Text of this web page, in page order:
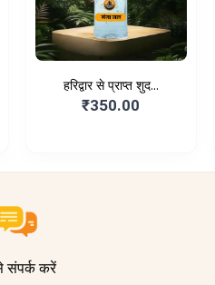
हरिद्वार से प्राप्त शुद...
₹350.00
संपर्क करें